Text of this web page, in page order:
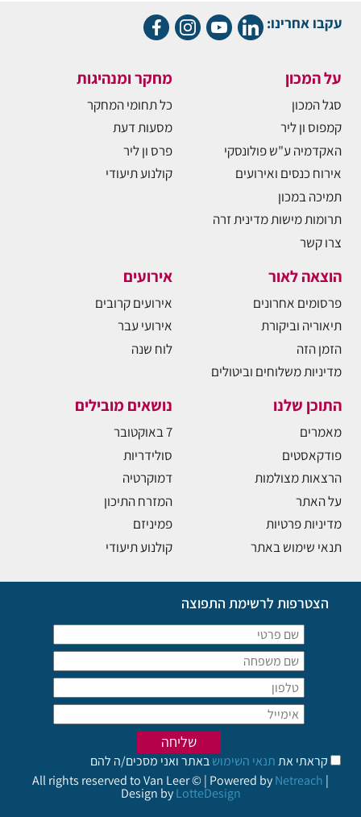
עקבו אחרינו:
על המכון
סגל המכון
קמפוס ון ליר
האקדמיה ע"ש פולונסקי
אירוח כנסים ואירועים
תמיכה במכון
תרומות מישות מדינית זרה
צרו קשר
מחקר ומנהיגות
כל תחומי המחקר
מסעות דעת
פרס ון ליר
קולנוע תיעודי
הוצאה לאור
פרסומים אחרונים
תיאוריה וביקורת
הזמן הזה
מדיניות משלוחים וביטולים
אירועים
אירועים קרובים
אירועי עבר
לוח שנה
התוכן שלנו
מאמרים
פודקאסטים
הרצאות מצולמות
על האתר
מדיניות פרטיות
תנאי שימוש באתר
נושאים מובילים
7 באוקטובר
סולידריות
דמוקרטיה
המזרח התיכון
פמיניזם
קולנוע תיעודי
הצטרפות לרשימת התפוצה
קראתי אתתנאי השימושבאתר ואני מסכים/ה להם
All rights reserved to Van Leer © | Powered byNetreach |
Design byLotteDesign